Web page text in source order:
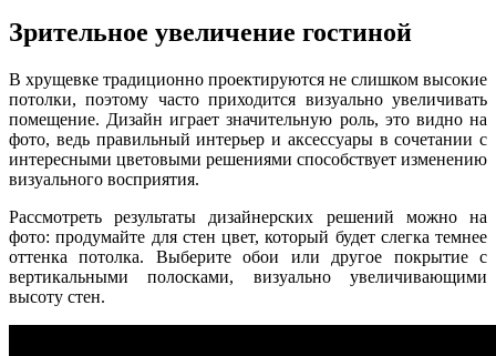
Зрительное увеличение гостиной
В хрущевке традиционно проектируются не слишком высокие
потолки, поэтому часто приходится визуально увеличивать
помещение. Дизайн играет значительную роль, это видно на
фото, ведь правильный интерьер и аксессуары в сочетании с
интересными цветовыми решениями способствует изменению
визуального восприятия.
Рассмотреть результаты дизайнерских решений можно на
фото: продумайте для стен цвет, который будет слегка темнее
оттенка потолка. Выберите обои или другое покрытие с
вертикальными полосками, визуально увеличивающими
высоту стен.